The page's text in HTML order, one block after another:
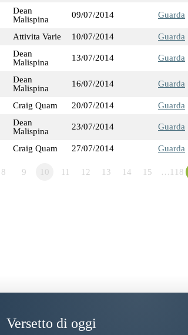
Dean
Malispina
09/07/2014 Guarda
Attivita Varie 10/07/2014 Guarda
Dean
Malispina
13/07/2014 Guarda
Dean
Malispina
16/07/2014 Guarda
Craig Quam 20/07/2014 Guarda
Dean
Malispina
23/07/2014 Guarda
Craig Quam 27/07/2014 Guarda
8 9 10 11 12 13 14 15 …118
Versetto di oggi